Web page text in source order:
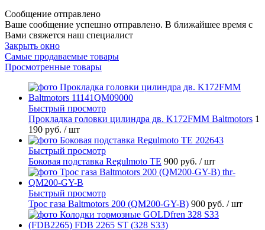
Сообщение отправлено
Ваше сообщение успешно отправлено. В ближайшее время с
Вами свяжется наш специалист
Закрыть окно
Самые продаваемые товары
Просмотренные товары
Быстрый просмотр
Прокладка головки цилиндра дв. K172FMM Baltmotors 1
190 руб. / шт
Быстрый просмотр
Боковая подставка Regulmoto TE 900 руб. / шт
Быстрый просмотр
Трос газа Baltmotors 200 (QM200-GY-B) 900 руб. / шт